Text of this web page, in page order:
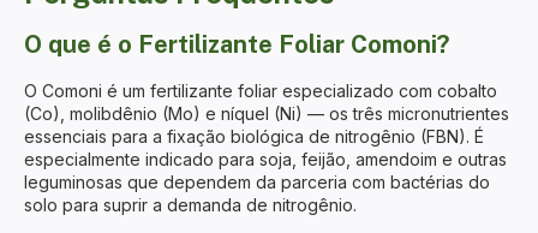
O que é o Fertilizante Foliar Comoni?
O Comoni é um fertilizante foliar especializado com cobalto
(Co), molibdênio (Mo) e níquel (Ni) — os três micronutrientes
essenciais para a fixação biológica de nitrogênio (FBN). É
especialmente indicado para soja, feijão, amendoim e outras
leguminosas que dependem da parceria com bactérias do
solo para suprir a demanda de nitrogênio.